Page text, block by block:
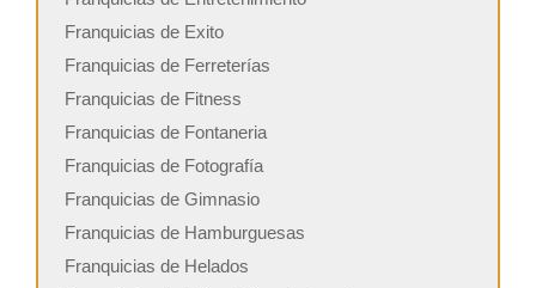
Franquicias de Exito
Franquicias de Ferreterías
Franquicias de Fitness
Franquicias de Fontaneria
Franquicias de Fotografía
Franquicias de Gimnasio
Franquicias de Hamburguesas
Franquicias de Helados